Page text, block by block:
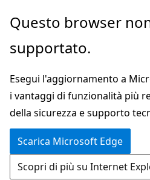
Ignora
passa
contenuto
principale
Questo browser
supportato.
Esegui l'aggiornamento a
i vantaggi di funzionalità più
della sicurezza e supporto
Scarica Microsoft Edge
Scopri di più su Internet